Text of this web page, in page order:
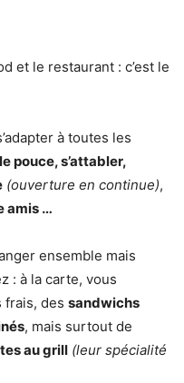
et le restaurant : c’est le
à toutes les
pouce, s’attabler,
(ouverture en continue),
amis …
ensemble mais
: à la carte, vous
frais, des sandwichs
, mais surtout de
au grill (leur spécialité